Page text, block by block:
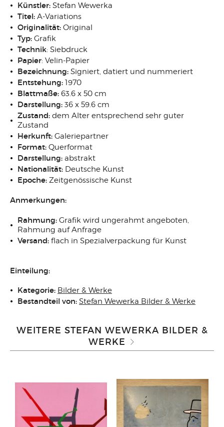
Künstler: Stefan Wewerka
Titel: A-Variations
Originalität: Original
Typ: Grafik
Technik: Siebdruck
Papier: Velin-Papier
Bezeichnung: Signiert, datiert und nummeriert
Entstehung: 1970
Blattmaße: 63.6 x 50 cm
Darstellung: 36 x 59.6 cm
Zustand: dem Alter entsprechend sehr guter
Zustand
Herkunft: Galeriepartner
Format: Querformat
Darstellung: abstrakt
Nationalität: Deutsche Kunst
Epoche: Zeitgenössische Kunst
Anmerkungen:
Rahmung: Grafik wird ungerahmt angeboten,
Rahmung auf Anfrage
Versand: flach in Spezialverpackung für Kunst
Einteilung:
Kategorie: Bilder & Werke
Bestandteil von: Stefan Wewerka Bilder & Werke
WEITERE STEFAN WEWERKA BILDER &
WERKE